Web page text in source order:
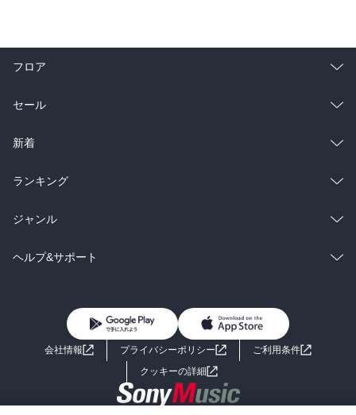
フロア
総合
ラノベ
雑誌・グラビア
BL・TL
セール
総合
ラノベ
雑誌・グラビア
BL・TL
新着
総合
ラノベ
雑誌・グラビア
ランキング
総合
ラノベ
ジャンル
コミック
ライトノベル 男子向けラノベ
小説
海外小説
ヘルプ&サポート
よくあるご質問 お問い合わせ
会社情報 プライバシーポリシー
ご利用条件
クッキーの詳細